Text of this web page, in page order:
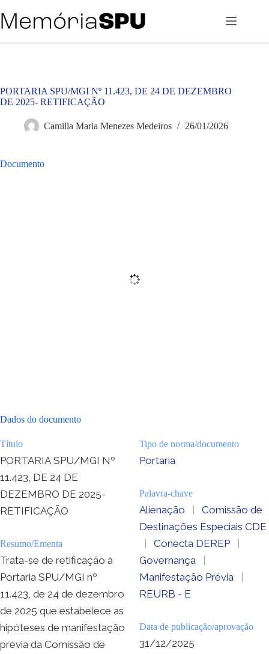
para
o
PORTARIA SPU/MGI Nº 11.423, DE 24 DE DEZEMBRO
DE 2025- RETIFICAÇÃO
Camilla Maria Menezes Medeiros 26/01/2026
Documento
Dados do documento
Título
PORTARIA SPU/MGI Nº
11.423, DE 24 DE
DEZEMBRO DE 2025-
RETIFICAÇÃO
Resumo/Ementa
Trata-se de retificação à
Portaria SPU/MGI nº
11.423, de 24 de dezembro
de 2025 que estabelece as
hipóteses de manifestação
prévia da Comissão de
Tipo de norma/documento
Portaria
Palavra-chave
Alienação |
Comissão de
Destinações Especiais CDE
|
Conecta DEREP
|
Governança
|
Manifestação Prévia
|
REURB - E
Data de publicação/aprovação
31/12/2025